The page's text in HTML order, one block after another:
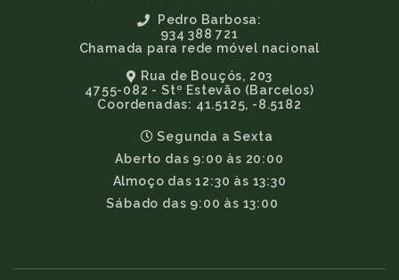
Pedro Barbosa:
934 388 721
Chamada para rede móvel nacional
Rua de Bouçós, 203
4755-082 - Stº Estevão (Barcelos)
Coordenadas: 41.5125, -8.5182
Segunda a Sexta
Aberto das 9:00 às 20:00
Almoço das 12:30 às 13:30
Sábado das 9:00 às 13:00